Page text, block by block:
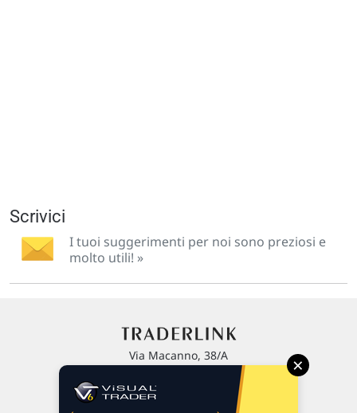
Scrivici
I tuoi suggerimenti per noi sono preziosi e
molto utili! »
Via Macanno, 38/A
P.IVA 02 452 460 401
×